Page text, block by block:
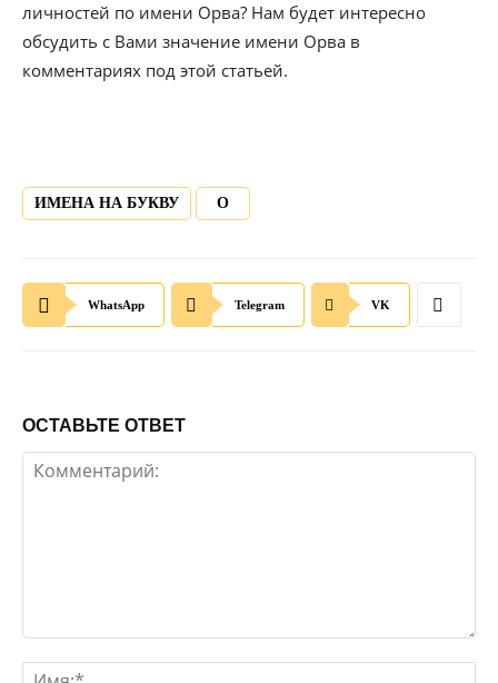
личностей по имени Орва? Нам будет интересно
обсудить с Вами значение имени Орва в
комментариях под этой статьей.
ИМЕНА НА БУКВУ О
WhatsApp Telegram VK
ОСТАВЬТЕ ОТВЕТ